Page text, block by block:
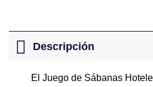
Descripción
El Juego de Sábanas